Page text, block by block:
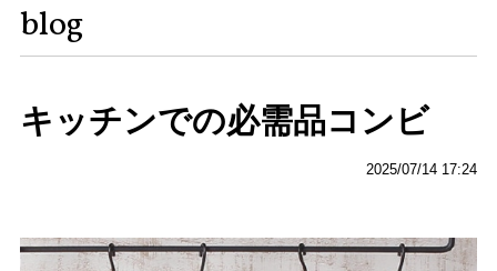
blog
キッチンでの必需品コンビ
2025/07/14 17:24